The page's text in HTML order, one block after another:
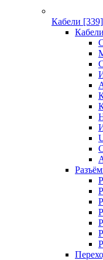
Кабели [339]